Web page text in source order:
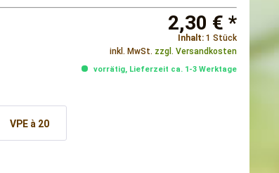
2,30 € *
Inhalt: 1 Stück
inkl. MwSt. zzgl. Versandkosten
vorrätig, Lieferzeit ca. 1-3 Werktage
VPE à 20